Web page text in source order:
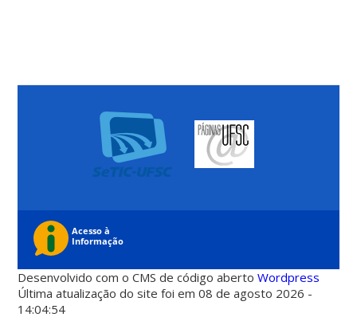
Desenvolvido com o CMS de código abertoWordpress
Última atualização do site foi em 08 de agosto 2026 -
14:04:54